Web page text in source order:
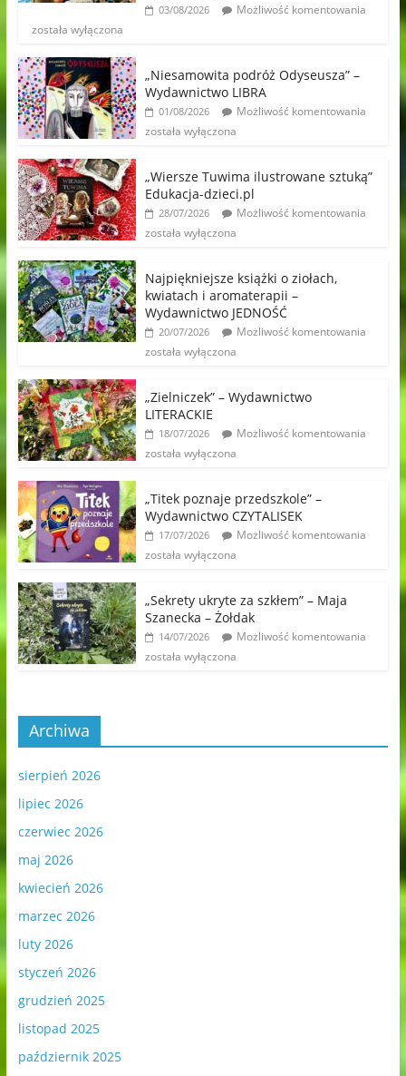
03/08/2026
Możliwość komentowania
została wyłączona
„Niesamowita podróż Odyseusza” –
Wydawnictwo LIBRA
01/08/2026
Możliwość komentowania
została wyłączona
„Wiersze Tuwima ilustrowane sztuką”
Edukacja-dzieci.pl
28/07/2026
Możliwość komentowania
została wyłączona
Najpiękniejsze książki o ziołach,
kwiatach i aromaterapii –
Wydawnictwo JEDNOŚĆ
20/07/2026
Możliwość komentowania
została wyłączona
„Zielniczek” – Wydawnictwo
LITERACKIE
18/07/2026
Możliwość komentowania
została wyłączona
„Titek poznaje przedszkole” –
Wydawnictwo CZYTALISEK
17/07/2026
Możliwość komentowania
została wyłączona
„Sekrety ukryte za szkłem” – Maja
Szanecka – Żołdak
14/07/2026
Możliwość komentowania
została wyłączona
Archiwa
sierpień 2026
lipiec 2026
czerwiec 2026
maj 2026
kwiecień 2026
marzec 2026
luty 2026
styczeń 2026
grudzień 2025
listopad 2025
październik 2025